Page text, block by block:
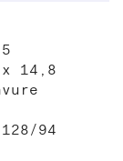
14,8
94